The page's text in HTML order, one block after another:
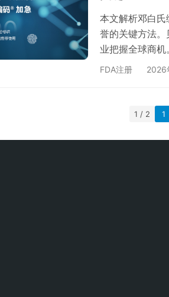
本文解析邓白
誉的关键方法
业把握全球商
Number）作为
业需要关注编
FDA注册 2026
1 / 2 1